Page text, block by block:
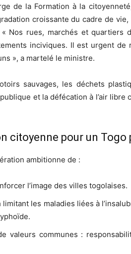
de la Formation à la
croissante du cadre de vie,
Nos rues, marchés et quartiers
inciviques. Il est urgent de
», a martelé le ministre.
sauvages, les déchets
et la défécation à l’air libre
citoyenne pour un Togo
ambitionne de :
l’image des villes togolaises.
les maladies liées à
valeurs communes :